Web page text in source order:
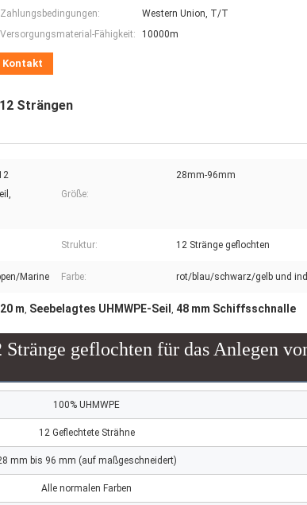
Zahlungsbedingungen:
Western Union, T/T
Versorgungsmaterial-Fähigkeit:
10000m
Kontakt
Strängen
Größe:
28mm-96mm
Struktur: 12 Stränge geflochten
Marine Farbe: rot/blau/schwarz/gelb und
m, Seebelagtes UHMWPE-Seil , 48 mm Schiffsschnalle
geflochten für das Anlegen
100% UHMWPE
12 Geflechtete Strähne
mm bis 96 mm (auf maßgeschneidert)
Alle normalen Farben